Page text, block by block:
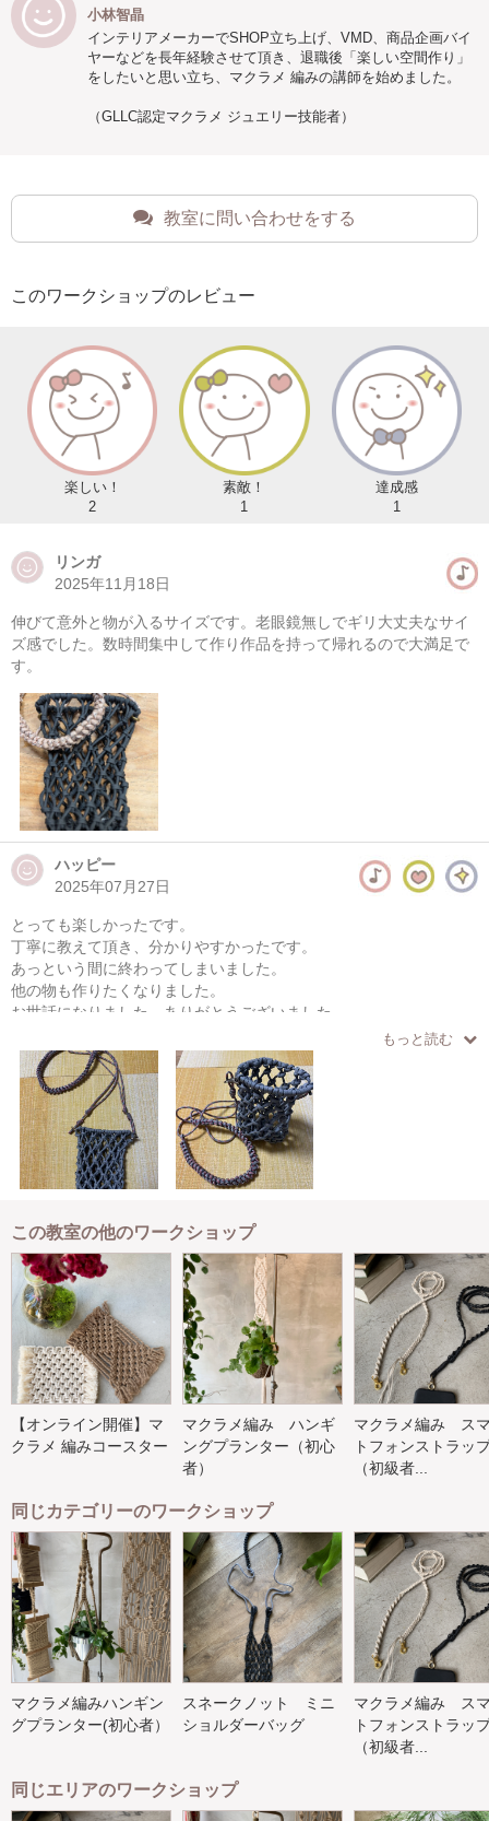
小林智晶
インテリアメーカーでSHOP立ち上げ、VMD、商品企画バイ
ヤーなどを長年経験させて頂き、退職後「楽しい空間作り」
をしたいと思い立ち、マクラメ 編みの講師を始めました。
（GLLC認定マクラメ ジュエリー技能者）
教室に問い合わせをする
このワークショップのレビュー
楽しい！
2
素敵！
1
達成感
1
リンガ
2025年11月18日
伸びて意外と物が入るサイズです。老眼鏡無しでギリ大丈夫なサイ
ズ感でした。数時間集中して作り作品を持って帰れるので大満足で
す。
ハッピー
2025年07月27日
とっても楽しかったです。
丁寧に教えて頂き、分かりやすかったです。
あっという間に終わってしまいました。
他の物も作りたくなりました。
お世話になりました。ありがとうございました。
もっと読む
この教室の他のワークショップ
【オンライン開催】マ
クラメ 編みコースター
マクラメ編み ハンギ
ングプランター（初心
者）
マクラメ編み ス
トフォンストラッ
（初級者...
同じカテゴリーのワークショップ
マクラメ編みハンギン
グプランター(初心者）
スネークノット ミニ
ショルダーバッグ
マクラメ編み ス
トフォンストラッ
（初級者...
同じエリアのワークショップ